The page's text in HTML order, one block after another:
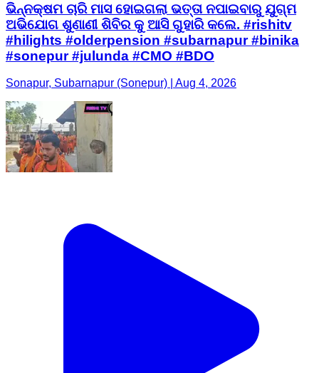
ଭିନ୍ନକ୍ଷମ ଚାରି ମାସ ହୋଇଗଲା ଭତ୍ତା ନପାଇବାରୁ ଯୁଗ୍ମ
ଅଭିଯୋଗ ଶୁଣାଣୀ ଶିବିର କୁ ଆସି ଗୁହାରି କଲେ. #rishitv
#hilights #olderpension #subarnapur #binika
#sonepur #julunda #CMO #BDO
Sonapur, Subarnapur (Sonepur) | Aug 4, 2026